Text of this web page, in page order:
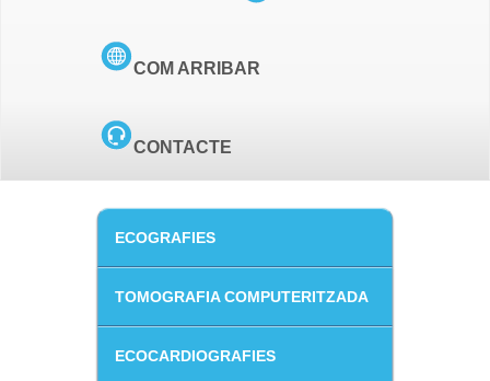
COM ARRIBAR
CONTACTE
ECOGRAFIES
TOMOGRAFIA COMPUTERITZADA
ECOCARDIOGRAFIES